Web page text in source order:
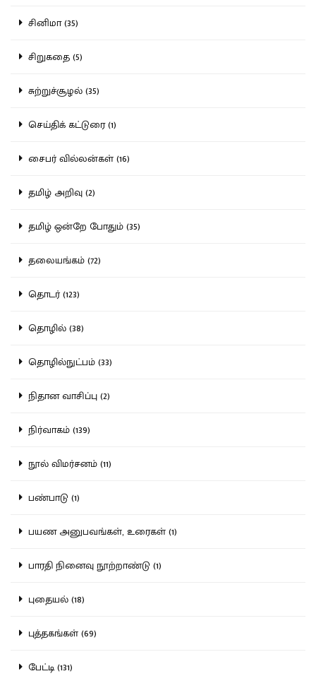
சினிமா (35)
சிறுகதை (5)
சுற்றுச்சூழல் (35)
செய்திக் கட்டுரை (1)
சைபர் வில்லன்கள் (16)
தமிழ் அறிவு (2)
தமிழ் ஒன்றே போதும் (35)
தலையங்கம் (72)
தொடர் (123)
தொழில் (38)
தொழில்நுட்பம் (33)
நிதான வாசிப்பு (2)
நிர்வாகம் (139)
நூல் விமர்சனம் (11)
பண்பாடு (1)
பயண அனுபவங்கள், உரைகள் (1)
பாரதி நினைவு நூற்றாண்டு (1)
புதையல் (18)
புத்தகங்கள் (69)
பேட்டி (131)